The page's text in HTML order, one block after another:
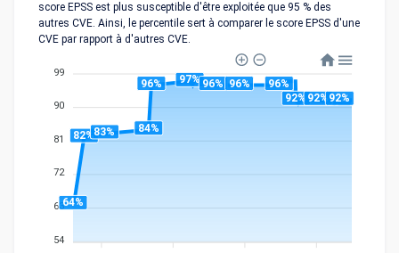
score EPSS est plus susceptible d'être exploitée que 95 % des
autres CVE. Ainsi, le percentile sert à comparer le score EPSS d'une
CVE par rapport à d'autres CVE.
99
90
81
72
63
54
64%
82%83% 84%
96% 97% 96% 96%
96%
92% 92% 92%